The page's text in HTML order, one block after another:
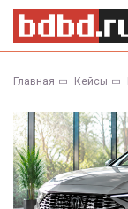
Главная Кейсы